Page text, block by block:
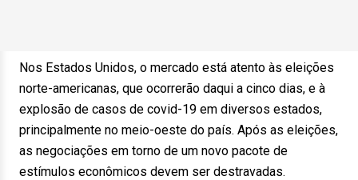
Nos Estados Unidos, o mercado está atento às eleições
norte-americanas, que ocorrerão daqui a cinco dias, e à
explosão de casos de covid-19 em diversos estados,
principalmente no meio-oeste do país. Após as eleições,
as negociações em torno de um novo pacote de
estímulos econômicos devem ser destravadas.